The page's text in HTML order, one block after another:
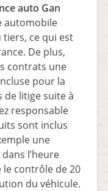
auto Gan
automobile
tiers, ce qui est
De plus,
contrats une
pour la
de litige suite à
responsable
sont inclus
une
l’heure
contrôle de 20
du véhicule.